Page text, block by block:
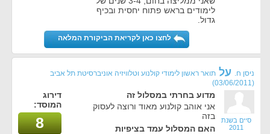
לימודים בראש פתוח יחסית ובכיף
גדול.
לחצו כאן לקריאת הביקורת המלאה
ניסן ח. על תואר ראשון לימודי קולנוע וטלוויזיה אוניברסיטת תל אביב
(03/06/2011)
סיים בשנת
2011
מדוע בחרתי במסלול זה
אני אוהב קולנוע מאוד ורוצה לעסוק
בזה
האם המסלול עמד בציפיות
דירוג
המוסד:
8